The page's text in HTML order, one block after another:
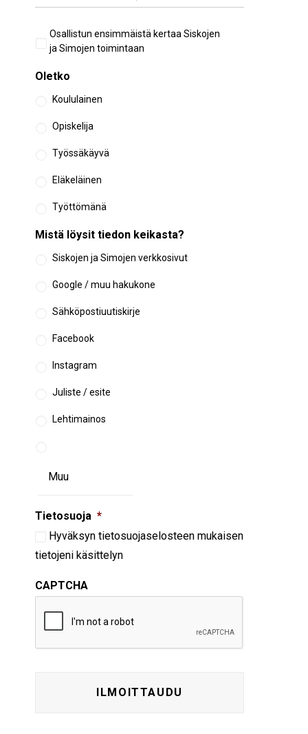
Aiempi
osallistuminen
Osallistun ensimmäistä kertaa Siskojen
ja Simojen toimintaan
Oletko
Koululainen
Opiskelija
Työssäkäyvä
Eläkeläinen
Työttömänä
Mistä löysit tiedon keikasta?
Siskojen ja Simojen verkkosivut
Google / muu hakukone
Sähköpostiuutiskirje
Facebook
Instagram
Juliste / esite
Lehtimainos
Tietosuoja *
Hyväksyn tietosuojaselosteen mukaisen
tietojeni käsittelyn
CAPTCHA